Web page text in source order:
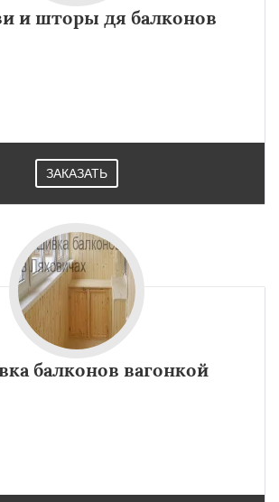
и шторы дя балконов
ЗАКАЗАТЬ
балконов вагонкой